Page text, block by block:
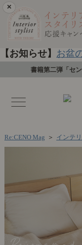
×
【お知らせ】 お盆
書籍第二弾「セ
toggle
navigation
Re:CENO Mag ＞ インテ